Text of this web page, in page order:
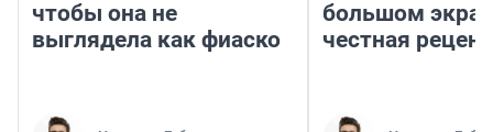
чтобы она не
выглядела как фиаско
большом
честная